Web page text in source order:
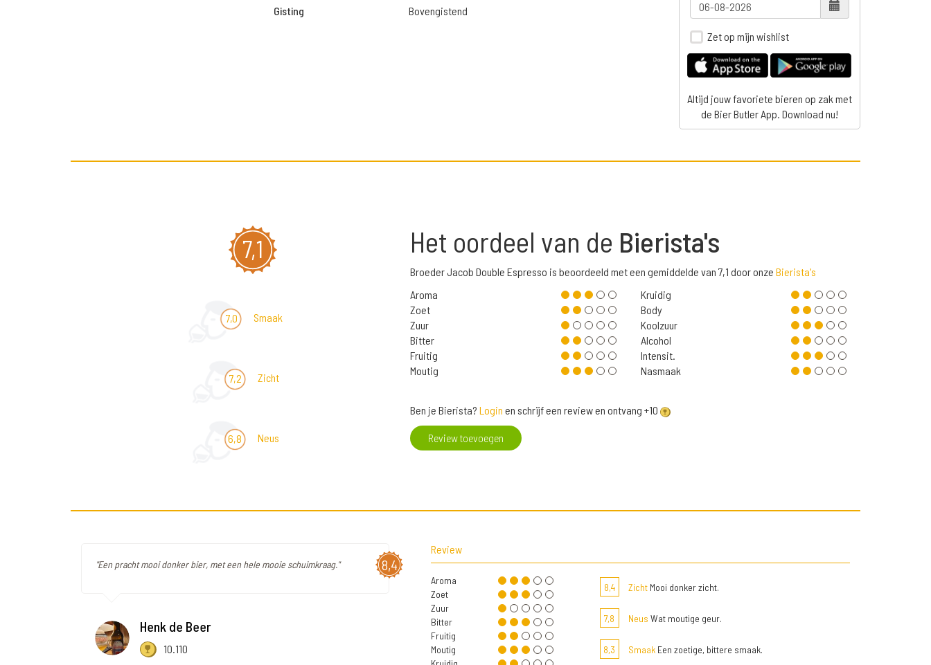
Gisting
Bovengistend
Zet op mijn wishlist
Altijd jouw favoriete bieren op zak met
de Bier Butler App. Download nu!
7,1
7,0 Smaak
7,2 Zicht
6,8 Neus
Het oordeel van de Bierista's
Broeder Jacob Double Espresso is beoordeeld met een gemiddelde van 7,1 door onze Bierista's
Aroma
Zoet
Zuur
Bitter
Fruitig
Moutig
Kruidig
Body
Koolzuur
Alcohol
Intensit.
Nasmaak
Ben je Bierista? Login en schrijf een review en ontvang +10
Review toevoegen
8,4
"Een pracht mooi donker bier, met een hele mooie schuimkraag."
Henk de Beer
10.110
Review
Aroma
Zoet
Zuur
Bitter
Fruitig
Moutig
8,4 ZichtMooi donker zicht.
7,8 Neus Wat moutige geur.
8,3 SmaakEen zoetige, bittere smaak.